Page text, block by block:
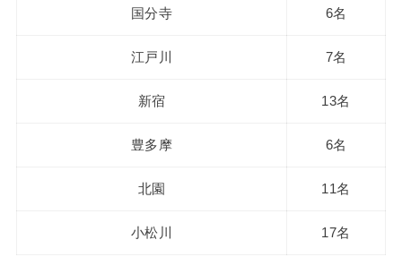
国分寺 6名
江戸川 7名
新宿 13名
豊多摩 6名
北園 11名
小松川 17名